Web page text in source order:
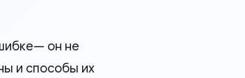
он не
и способы их